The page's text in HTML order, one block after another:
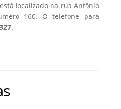
localizado na rua Antônio
160. O telefone para
.